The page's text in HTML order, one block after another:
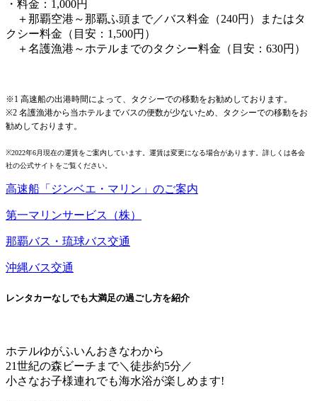
・料金： 1,000円
＋那覇空港～那覇ふ頭まで／バス料金（240円）またはタ
クシー料金（目安： 1,500円）
＋名護漁港～ホテルまでのタクシー料金（目安： 630円）
※1 高速船の出港時間によって、タクシーでの移動をお勧めしております。
※2 名護漁港から当ホテルまでバスの便数が少ないため、タクシーでの移動をお
勧めしております。
※2022年6月現在の運賃をご案内しています。運賃は変更になる場合があります。詳しくは各会
社の公式サイトをご覧ください。
高速船「ジンベエ・マリン」のご案内
第一マリンサービス（株）
那覇バス・琉球バス交通
沖縄バス交通
レンタカーなしでも大満足の過ごし方を紹介
ホテルゆがふいんおきなわから
21世紀の森ビーチまで＼徒歩約5分／
小さなお子様連れでも海水浴が楽しめます!